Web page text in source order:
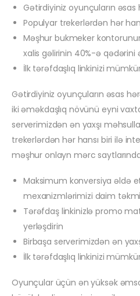
Gətirdiyiniz oyunçuların
Populyar trekerlərdən hər
Məşhur bukmeker
xalis gəlirinin 40%-ə qədərini
İlk tərəfdaşlıq linkinizi
Gətirdiyiniz oyunçuların əsas
iki əməkdaşlıq növünü eyni
serverimizdən ən yaxşı
trekerlərdən hər hansı biri ilə
məşhur onlayn mərc
Maksimum konversiya əldə
mexanizmlərimizi daim
Tərəfdaş linkinizlə promo
yerləşdirin
Birbaşa serverimizdən ən
İlk tərəfdaşlıq linkinizi
Oyunçular üçün ən yüksək